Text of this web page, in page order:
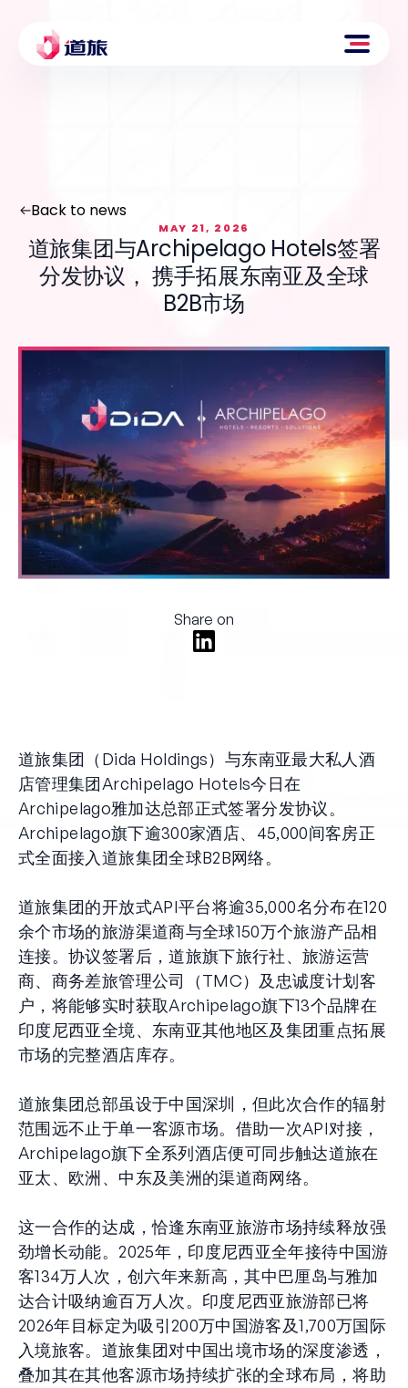
Back to news
MAY 21, 2026
道旅集团与Archipelago Hotels签署
分发协议， 携手拓展东南亚及全球
B2B市场
Share on
道旅集团（Dida Holdings）与东南亚最大私人酒
店管理集团Archipelago Hotels今日在
Archipelago雅加达总部正式签署分发协议。
Archipelago旗下逾300家酒店、45,000间客房正
式全面接入道旅集团全球B2B网络。
道旅集团的开放式API平台将逾35,000名分布在120
余个市场的旅游渠道商与全球150万个旅游产品相
连接。协议签署后，道旅旗下旅行社、旅游运营
商、商务差旅管理公司（TMC）及忠诚度计划客
户，将能够实时获取Archipelago旗下13个品牌在
印度尼西亚全境、东南亚其他地区及集团重点拓展
市场的完整酒店库存。
道旅集团总部虽设于中国深圳，但此次合作的辐射
范围远不止于单一客源市场。借助一次API对接，
Archipelago旗下全系列酒店便可同步触达道旅在
亚太、欧洲、中东及美洲的渠道商网络。
这一合作的达成，恰逢东南亚旅游市场持续释放强
劲增长动能。2025年，印度尼西亚全年接待中国游
客134万人次，创六年来新高，其中巴厘岛与雅加
达合计吸纳逾百万人次。印度尼西亚旅游部已将
2026年目标定为吸引200万中国游客及1,700万国际
入境旅客。道旅集团对中国出境市场的深度渗透，
叠加其在其他客源市场持续扩张的全球布局，将助